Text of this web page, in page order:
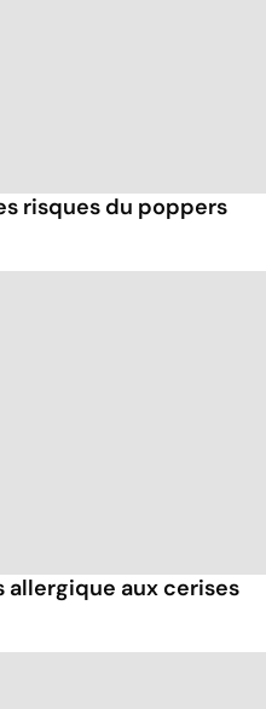
risques du poppers
allergique aux cerises